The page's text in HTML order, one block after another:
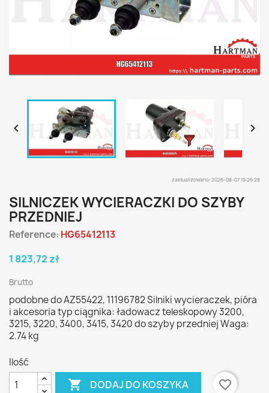
 
zaktualizowano: 2026-08-07 19:26:28
SILNICZEK WYCIERACZKI DO SZYBY
PRZEDNIEJ
Reference: HG65412113
1 823,72 zł
Brutto
podobne do AZ55422, 11196782 Silniki wycieraczek, pióra
i akcesoria typ ciągnika: ładowacz teleskopowy 3200,
3215, 3220, 3400, 3415, 3420 do szyby przedniej Waga:
2.74 kg
Ilość
 DODAJ DO KOSZYKA favorite_border